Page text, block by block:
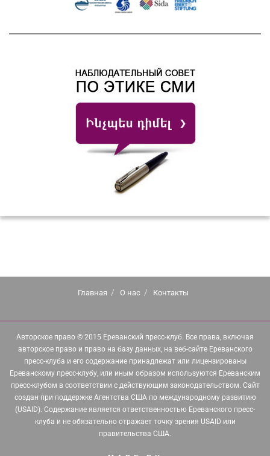
Главная О нас Контакты
Авторское право © 2015 Ереванский пресс-клуб. Все права, включая
авторское право и право на базу данных, на веб-сайте Ереванского
пресс-клуба и его содержание принадлежат или лицензированы
Ереванскому пресс-клубу, или иным образом используются Ереванским
пресс-клубом в соответствии с действующим законодательством. Сайт
создан при поддержке Агентства США по международному развитию
(USAID). Содержание является ответственностью Ереванского пресс-
клуба и не обязательно отражает точку зрения USAID или
правительства США.